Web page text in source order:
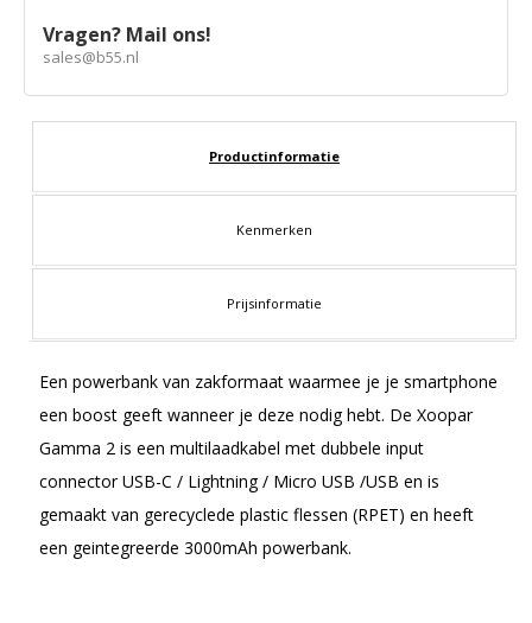
Vragen? Mail ons!
sales@b55.nl
Productinformatie
Kenmerken
Prijsinformatie
Een powerbank van zakformaat waarmee je je smartphone
een boost geeft wanneer je deze nodig hebt. De Xoopar
Gamma 2 is een multilaadkabel met dubbele input
connector USB-C / Lightning / Micro USB /USB en is
gemaakt van gerecyclede plastic flessen (RPET) en heeft
een geintegreerde 3000mAh powerbank.